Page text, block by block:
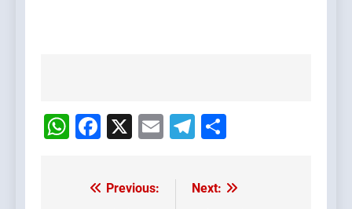
navigation
WhatsApp
Facebook
X EmailTelegram
Post
Previous:
Next: